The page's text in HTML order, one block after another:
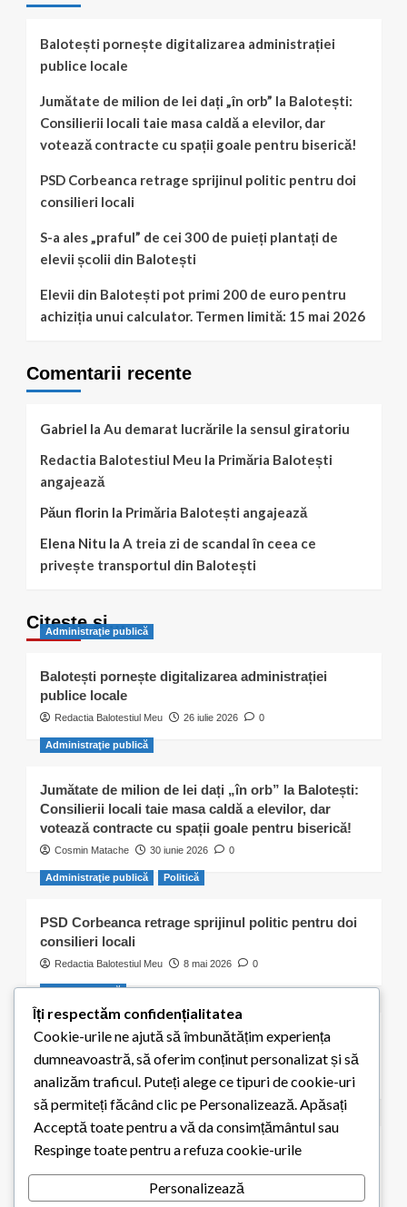
silvic!
Balotești pornește digitalizarea administrației
publice locale
Jumătate de milion de lei dați „în orb” la Balotești:
Consilierii locali taie masa caldă a elevilor, dar
votează contracte cu spații goale pentru biserică!
PSD Corbeanca retrage sprijinul politic pentru doi
consilieri locali
S-a ales „praful” de cei 300 de puieți plantați de
elevii școlii din Balotești
Elevii din Balotești pot primi 200 de euro pentru
achiziția unui calculator. Termen limită: 15 mai 2026
Comentarii recente
Gabriel la Au demarat lucrările la sensul giratoriu
Redactia Balotestiul Meu la Primăria Balotești
angajează
Păun florin la Primăria Balotești angajează
Elena Nitu la A treia zi de scandal în ceea ce
privește transportul din Balotești
Citește și…
Administraţie publică
Balotești pornește digitalizarea administrației
publice locale
Redactia Balotestiul Meu 26 iulie 2026 0
Administraţie publică
Jumătate de milion de lei dați „în orb” la Balotești:
Consilierii locali taie masa caldă a elevilor, dar
votează contracte cu spații goale pentru biserică!
Cosmin Matache 30 iunie 2026 0
Administraţie publică Politică
PSD Corbeanca retrage sprijinul politic pentru doi
consilieri locali
Redactia Balotestiul Meu 8 mai 2026 0
Activitate civică
S-a ales „praful” de cei 300 de puieți plantați de
elevii școlii din Balotești
Redactia Balotestiul Meu 8 mai 2026
Educaţie
Elevii din Balotești pot primi 200 de euro pentru
Redactia Balotestiul Meu 1 mai 2026
Îți respectăm confidențialitatea
Cookie-urile ne ajută să îmbunătățim experiența
dumneavoastră, să oferim conținut personalizat și să
analizăm traficul. Puteți alege ce tipuri de cookie-uri
să permiteți făcând clic pe Personalizează. Apăsați
Acceptă toate pentru a vă da consimțământul sau
Respinge toate pentru a refuza cookie-urile
Personalizează